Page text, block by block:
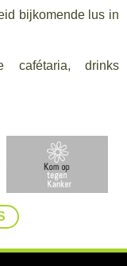
bijkomende lus in
cafétaria, drinks